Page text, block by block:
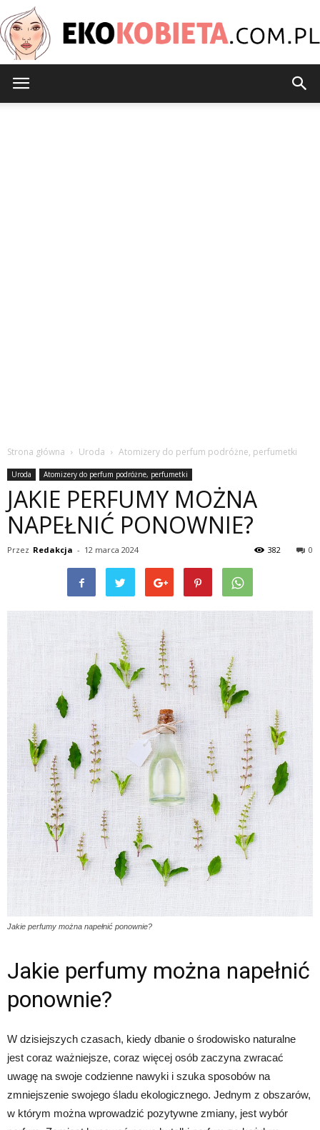
Strona główna Uroda Atomizery do perfum podróżne, perfumetki
Uroda Atomizery do perfum podróżne, perfumetki
JAKIE PERFUMY MOŻNA
NAPEŁNIĆ PONOWNIE?
Przez Redakcja - 12 marca 2024 0
382
Jakie perfumy można napełnić ponownie?
Jakie perfumy można napełnić
ponownie?
W dzisiejszych czasach, kiedy dbanie o środowisko naturalne
jest coraz ważniejsze, coraz więcej osób zaczyna zwracać
uwagę na swoje codzienne nawyki i szuka sposobów na
zmniejszenie swojego śladu ekologicznego. Jednym z obszarów,
w którym można wprowadzić pozytywne zmiany, jest wybór